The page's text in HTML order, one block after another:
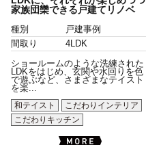
家族団欒できる戸建てリノベ
種別
戸建事例
間取り
4LDK
ショールームのような洗練された
LDKをはじめ、玄関や水回りを色
で遊ぶなど、さまざまなテイスト
を楽...
和テイスト
こだわりインテリア
こだわりキッチン